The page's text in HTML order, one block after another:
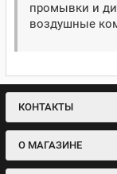
промывки и
воздушные
КОНТАКТЫ
О МАГАЗИНЕ